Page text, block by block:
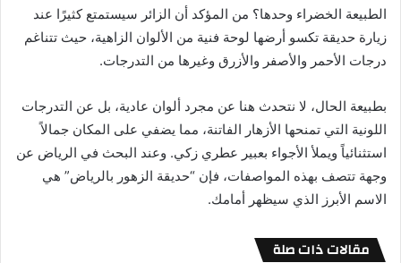
الطبيعة الخضراء وحدها؟ من المؤكد أن الزائر سيستمتع كثيرًا عند
زيارة حديقة تكسو أرضها لوحة فنية من الألوان الزاهية، حيث تتناغم
درجات الأحمر والأصفر والأزرق وغيرها من التدرجات.
بطبيعة الحال، لا نتحدث هنا عن مجرد ألوان عادية، بل عن التدرجات
اللونية التي تمنحها الأزهار الفاتنة، مما يضفي على المكان جمالاً
استثنائياً ويملأ الأجواء بعبير عطري زكي. وعند البحث في الرياض عن
وجهة تتصف بهذه المواصفات، فإن “حديقة الزهور بالرياض” هي
الاسم الأبرز الذي سيظهر أمامك.
مقالات ذات صلة